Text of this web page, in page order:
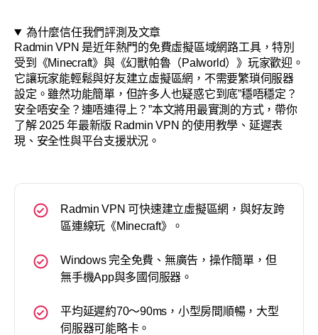
為什麼信任我們評測及文章
Radmin VPN 是近年熱門的免費虛擬區域網路工具，特別
受到《Minecraft》與《幻獸帕魯（Palworld）》玩家歡迎。
它讓玩家能輕鬆與好友建立虛擬區網，不需要繁瑣伺服器
設定。雖然功能簡單，但許多人也疑惑它到底”穩唔穩定？
安全唔安全？連唔連得上？”本文將用最實測的方式，帶你
了解 2025 年最新版 Radmin VPN 的使用教學、延遲表
現、安全性與平台支援狀況。
Radmin VPN 可快速建立虛擬區網，與好友跨
區連線玩《Minecraft》。
Windows 完全免費、無廣告，操作簡單，但
無手機App與多國伺服器。
平均延遲約70～90ms，小型房間順暢，大型
伺服器可能略卡。